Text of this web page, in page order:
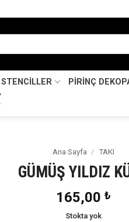
STENCİLLER PİRİNÇ
Ana Sayfa / TAKI
GÜMÜŞ YILDIZ
165,00 ₺
Stokta yok